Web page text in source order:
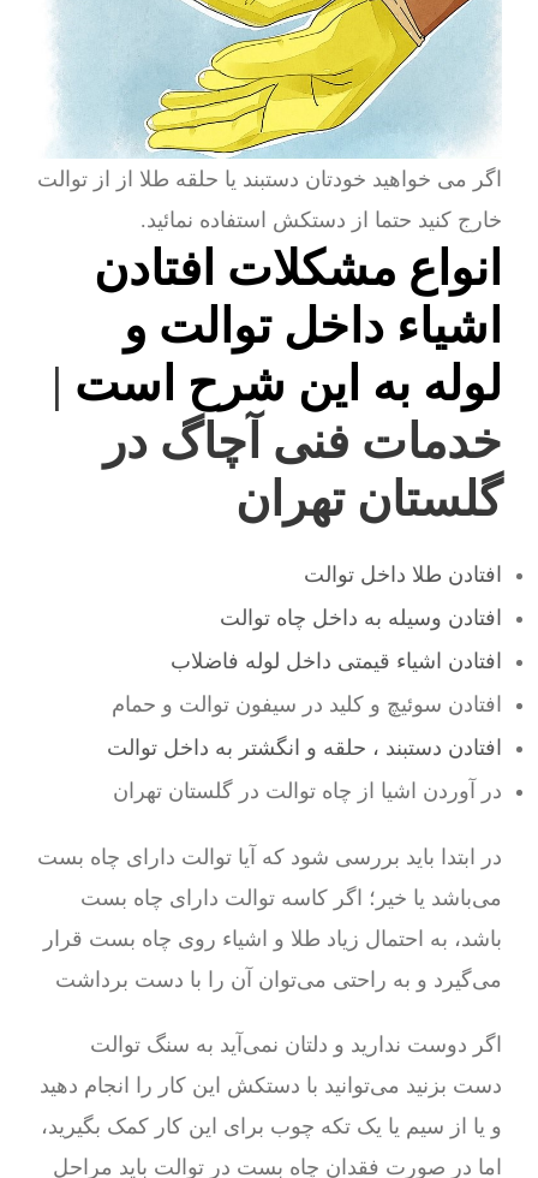
اگر می خواهید خودتان دستبند یا حلقه طلا از از توالت
خارج کنید حتما از دستکش استفاده نمائید.
انواع مشکلات افتادن
اشیاء داخل توالت و
لوله به این شرح است |
خدمات فنی آچاگ در
گلستان تهران
افتادن طلا داخل توالت
افتادن وسیله به داخل چاه توالت
افتادن اشیاء قیمتی داخل لوله فاضلاب
افتادن سوئیچ و کلید در سیفون توالت و حمام
افتادن دستبند ، حلقه و انگشتر به داخل توالت
در آوردن اشیا از چاه توالت در گلستان تهران
در ابتدا باید بررسی شود که آیا توالت دارای چاه بست
می‌باشد یا خیر؛ اگر کاسه توالت دارای چاه بست
باشد، به احتمال زیاد طلا و اشیاء روی چاه بست قرار
می‌گیرد و به راحتی می‌توان آن را با دست برداشت
اگر دوست ندارید و دلتان نمی‌آید به سنگ توالت
دست بزنید می‌توانید با دستکش این کار را انجام دهید
و یا از سیم یا یک تکه چوب برای این کار کمک بگیرید،
اما در صورت فقدان چاه بست در توالت باید مراحل